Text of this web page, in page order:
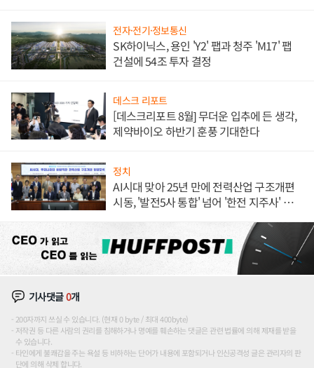
전자·전기·정보통신
SK하이닉스, 용인 'Y2' 팹과 청주 'M17' 팹
건설에 54조 투자 결정
데스크 리포트
[데스크리포트 8월] 무더운 입추에 든 생각,
제약바이오 하반기 훈풍 기대한다
정치
AI시대 맞아 25년 만에 전력산업 구조개편
시동, '발전5사 통합' 넘어 '한전 지주사' 재편
기사댓글0개
200자까지 쓰실 수 있습니다. (현재 0 byte / 최대 400byte)
저작권 등 다른 사람의 권리를 침해하거나 명예를 훼손하는 댓글은 관련 법률에 의해 제재를 받을
수 있습니다.
타인에게 불쾌감을 주는 욕설 등 비하하는 단어가 내용에 포함되거나 인신공격성 글은 관리자의 판
단에 의해 삭제 합니다.